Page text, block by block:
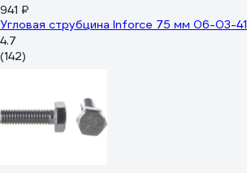
941 ₽
Угловая струбцина Inforce 75 мм 06-03-41
4.7
(142)